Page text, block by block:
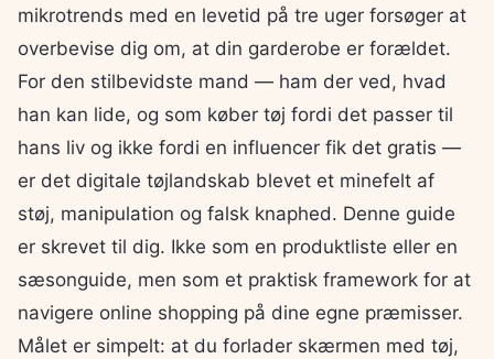
mikrotrends med en levetid på tre uger forsøger at
overbevise dig om, at din garderobe er forældet.
For den stilbevidste mand — ham der ved, hvad
han kan lide, og som køber tøj fordi det passer til
hans liv og ikke fordi en influencer fik det gratis —
er det digitale tøjlandskab blevet et minefelt af
støj, manipulation og falsk knaphed. Denne guide
er skrevet til dig. Ikke som en produktliste eller en
sæsonguide, men som et praktisk framework for at
navigere online shopping på dine egne præmisser.
Målet er simpelt: at du forlader skærmen med tøj,